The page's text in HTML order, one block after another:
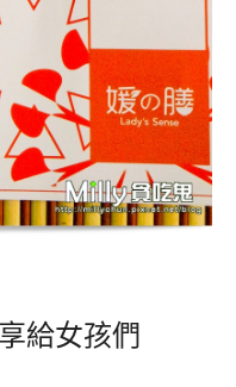
給女孩們